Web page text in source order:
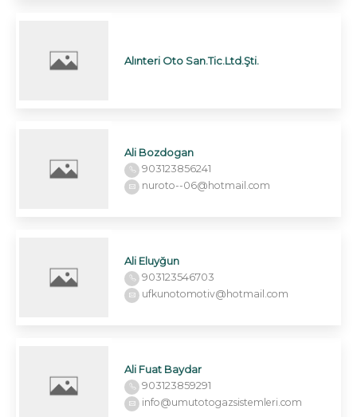
Alınteri Oto San.Tic.Ltd.Şti.
Ali Bozdogan
903123856241
nuroto--06@hotmail.com
Ali Eluyğun
903123546703
ufkunotomotiv@hotmail.com
Ali Fuat Baydar
903123859291
info@umutotogazsistemleri.com